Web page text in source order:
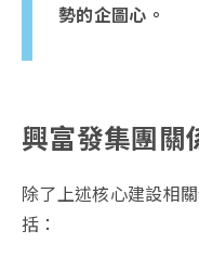
勢的企圖心。
興富發集團關
除了上述核心建設相
括：